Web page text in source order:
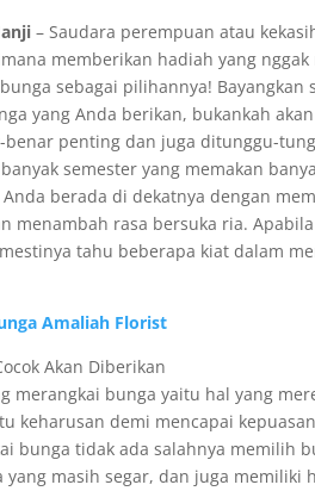
– Saudara perempuan atau
memberikan hadiah yang
sebagai pilihannya!
yang Anda berikan, bukankah
penting dan juga ditunggu-
semester yang memakan
berada di dekatnya dengan
menambah rasa bersuka ria.
tahu beberapa kiat dalam
Amaliah Florist
Akan Diberikan
merangkai bunga yaitu hal yang
keharusan demi mencapai
bunga tidak ada salahnya memilih
masih segar, dan juga